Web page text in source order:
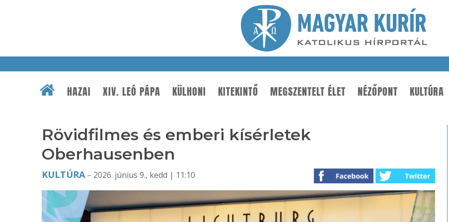
HAZAI XIV. LEÓ PÁPA KÜLHONI KITEKINTŐ MEGSZENTELT ÉLET NÉZŐPONT KULTÚRA
Rövidfilmes és emberi kísérletek
Oberhausenben
KULTÚRA– 2026. június 9., kedd | 11:10